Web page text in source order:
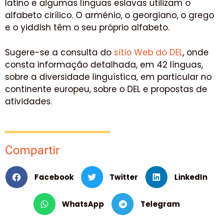
latino e algumas línguas eslavas utilizam o
alfabeto cirílico. O arménio, o georgiano, o grego
e o yiddish têm o seu próprio alfabeto.
Sugere-se a consulta do sítio Web do DEL, onde
consta informação detalhada, em 42 línguas,
sobre a diversidade linguística, em particular no
continente europeu, sobre o DEL e propostas de
atividades.
Compartir
Facebook Twitter LinkedIn
WhatsApp Telegram